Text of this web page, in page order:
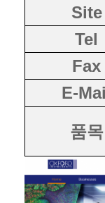
Site
Tel
Fax
E-
품목